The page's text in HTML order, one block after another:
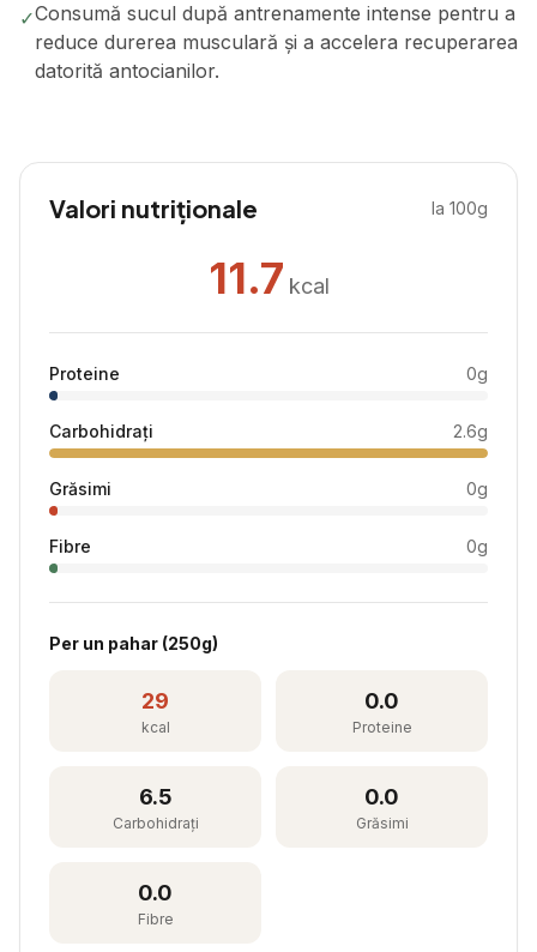
✓Consumă sucul după antrenamente intense pentru a
reduce durerea musculară și a accelera recuperarea
datorită antocianilor.
Valori nutriționale la 100g
11.7 kcal
Proteine 0g
Carbohidrați 2.6g
Grăsimi 0g
Fibre 0g
Per un pahar (250g)
29
kcal
0.0
Proteine
6.5
Carbohidrați
0.0
Grăsimi
0.0
Fibre